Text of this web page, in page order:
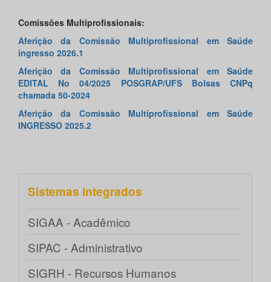
Comissões Multiprofissionais:
Aferição da Comissão Multiprofissional em Saúde
ingresso 2026.1
Aferição da Comissão Multiprofissional em Saúde
EDITAL No 04/2025 POSGRAP/UFS Bolsas CNPq
chamada 50-2024
Aferição da Comissão Multiprofissional em Saúde
INGRESSO 2025.2
Sistemas integrados
SIGAA - Acadêmico
SIPAC - Administrativo
SIGRH - Recursos Humanos